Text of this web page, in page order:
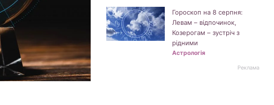
Гороскоп на 8 серпня:
Левам – відпочинок,
Козерогам – зустріч з
рідними
Астрологія
Реклама